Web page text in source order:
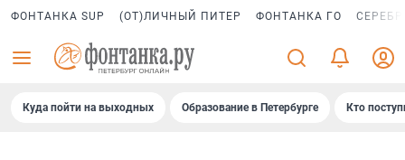
ФОНТАНКА SUP (ОТ)ЛИЧНЫЙ ПИТЕР ФОНТАНКА ГО
Куда пойти на выходных Образование в Петербурге Кто